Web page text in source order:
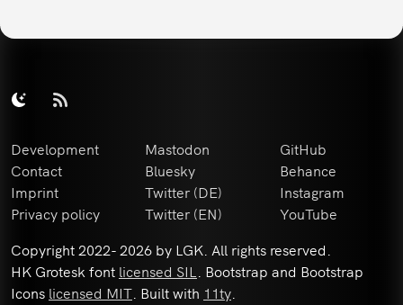
Development
Contact
Imprint
Privacy policy
Mastodon
Bluesky
Twitter (DE)
Twitter (EN)
GitHub
Behance
Instagram
YouTube
Copyright 2022- 2026 by LGK. All rights reserved.
HK Grotesk font licensed SIL
. Bootstrap and Bootstrap
Icons licensed MIT . Built with 11ty